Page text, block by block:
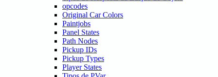
opcodes
Original Car Colors
Paintjobs
Panel States
Path Nodes
Pickup IDs
Pickup Types
Player States